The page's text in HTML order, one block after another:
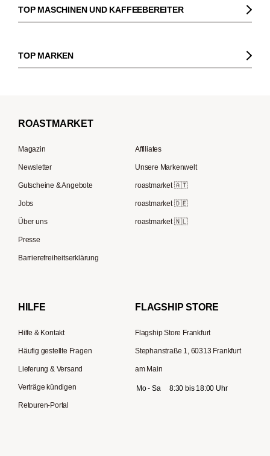
Entkoffeinierter Kaffee
Espresso
Kaffeebohnen für Vollautomaten
Dinzler
Elbgold
Andraschko
Tre Forze
Lavazza
Berliner Kaffeerösterei
Speicherstadt Kaffee
Supremo
TOP MASCHINEN UND KAFFEEBEREITER
Espressomaschinen
Siebträgermaschinen
French Press
Kaffeemühlen
Kaffeebereiter
TOP MARKEN
Beem
Eureka
Profitec
Hario
ROASTMARKET
Magazin
Newsletter
Gutscheine & Angebote
Jobs
Über uns
Presse
Barrierefreiheitserklärung
Affiliates
Unsere Markenwelt
roastmarket 🇦🇹
roastmarket 🇩🇪
roastmarket 🇳🇱
HILFE
Hilfe & Kontakt
Häufig gestellte Fragen
Lieferung & Versand
Verträge kündigen
Retouren-Portal
FLAGSHIP STORE
Flagship Store Frankfurt
Stephanstraße 1, 60313 Frankfurt
am Main
Mo - Sa 8:30 bis 18:00 Uhr